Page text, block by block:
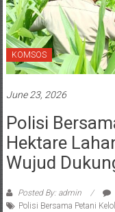
KOMSOS
June 23, 2026
Polisi
Hektare
Wujud
Posted By: admin
Polisi Bersama Petani